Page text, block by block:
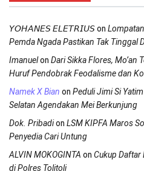
𝘠𝘖𝘏𝘈𝘕𝘌𝘚 𝘌𝘓𝘌𝘛𝘙𝘐𝘜𝘚on
Pemda Ngada Pastikan Tak Tinggal
Imanuelon Dari Sikka Flores, Mo’an
Huruf Pendobrak Feodalisme dan
Namek X Bian on Peduli Jimi Si
Selatan Agendakan Mei Berkunjung
Dok. Pribadion LSM KIPFA Maros
Penyedia Cari Untung
ALVIN MOKOGINTA on Cukup Daftar
di Polres Tolitoli